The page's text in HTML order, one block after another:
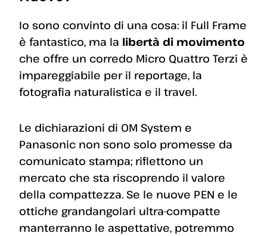
Io sono convinto di una cosa: il Full Frame
è fantastico, ma la libertà di movimento
che offre un corredo Micro Quattro Terzi è
impareggiabile per il reportage, la
fotografia naturalistica e il travel.
Le dichiarazioni di OM System e
Panasonic non sono solo promesse da
comunicato stampa; riflettono un
mercato che sta riscoprendo il valore
della compattezza. Se le nuove PEN e le
ottiche grandangolari ultra-compatte
manterranno le aspettative, potremmo